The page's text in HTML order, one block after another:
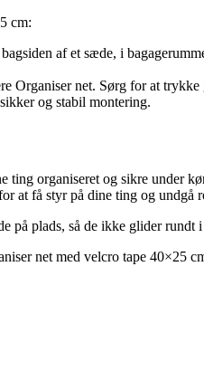
cm:
af et sæde, i
Organiser net. Sørg for at
og stabil montering.
organiseret og sikre under
at få styr på dine ting og undgå
på plads, så de ikke glider
net med velcro tape 40×25